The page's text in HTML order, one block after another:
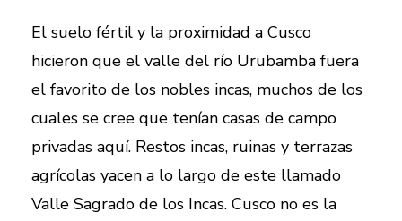
El suelo fértil y la proximidad a Cusco
hicieron que el valle del río Urubamba fuera
el favorito de los nobles incas, muchos de los
cuales se cree que tenían casas de campo
privadas aquí. Restos incas, ruinas y terrazas
agrícolas yacen a lo largo de este llamado
Valle Sagrado de los Incas. Cusco no es la